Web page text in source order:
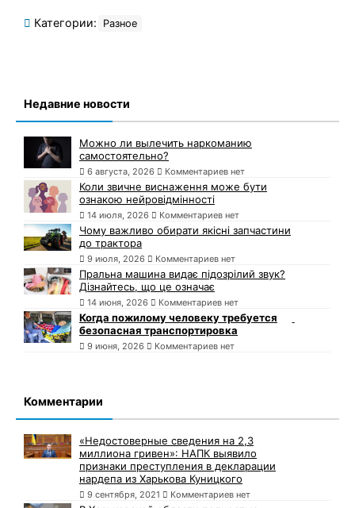
Категории: Разное
Недавние новости
Можно ли вылечить наркоманию
самостоятельно?
6 августа, 2026 Комментариев нет
Коли звичне виснаження може бути
ознакою нейровідмінності
14 июля, 2026 Комментариев нет
Чому важливо обирати якісні запчастини
до трактора
9 июля, 2026 Комментариев нет
Пральна машина видає підозрілий звук?
Дізнайтесь, що це означає
14 июня, 2026 Комментариев нет
Когда пожилому человеку требуется
безопасная транспортировка
9 июня, 2026 Комментариев нет
Комментарии
«Недостоверные сведения на 2,3
миллиона гривен»: НАПК выявило
признаки преступления в декларации
нардепа из Харькова Куницкого
9 сентября, 2021 Комментариев нет